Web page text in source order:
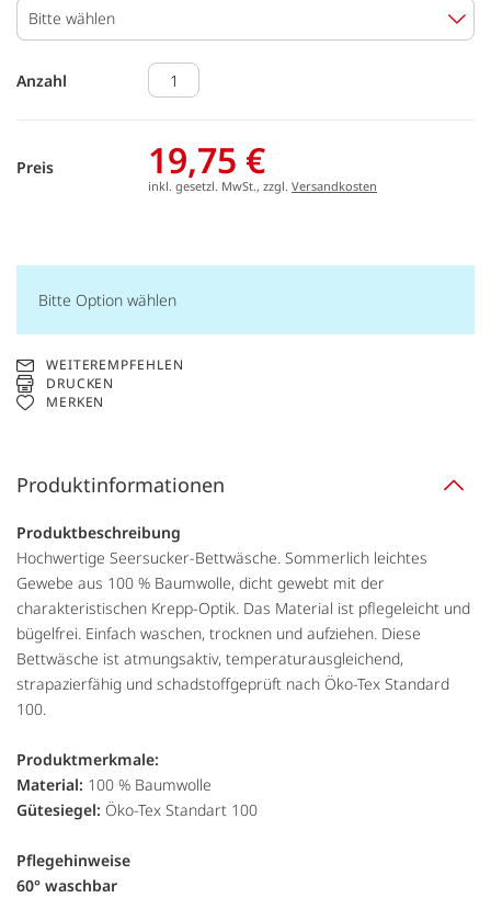
Bitte wählen
Anzahl
Preis 19,75 €
inkl. gesetzl. MwSt., zzgl. Versandkosten
Bitte Option wählen
WEITEREMPFEHLEN
DRUCKEN
MERKEN
Produktinformationen
Produktbeschreibung
Hochwertige Seersucker-Bettwäsche. Sommerlich leichtes
Gewebe aus 100 % Baumwolle, dicht gewebt mit der
charakteristischen Krepp-Optik. Das Material ist pflegeleicht und
bügelfrei. Einfach waschen, trocknen und aufziehen. Diese
Bettwäsche ist atmungsaktiv, temperaturausgleichend,
strapazierfähig und schadstoffgeprüft nach Öko-Tex Standard
100.
Produktmerkmale:
Material: 100 % Baumwolle
Gütesiegel: Öko-Tex Standart 100
Pflegehinweise
60° waschbar